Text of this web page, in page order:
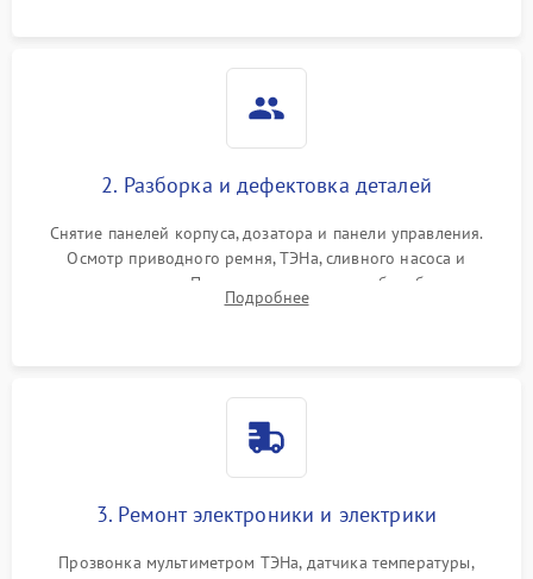
2. Разборка и дефектовка деталей
Снятие панелей корпуса, дозатора и панели управления.
Осмотр приводного ремня, ТЭНа, сливного насоса и
амортизаторов. Проверка подшипников барабана и
крестовины на износ, а манжеты люка на разрывы.
Подробнее
3. Ремонт электроники и электрики
Прозвонка мультиметром ТЭНа, датчика температуры,